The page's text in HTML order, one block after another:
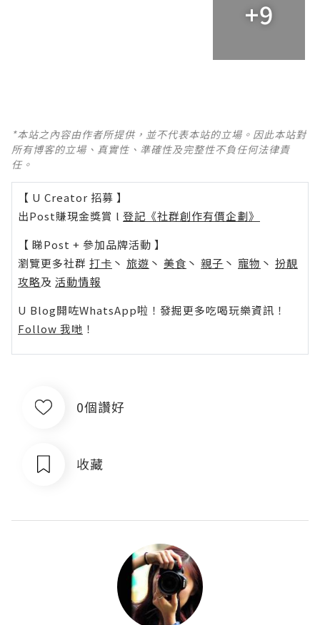
+9
*本站之內容由作者所提供，並不代表本站的立場。因此本站對
所有博客的立場、真實性、準確性及完整性不負任何法律責
任。
【 U Creator 招募 】
出Post賺現金獎賞 l 登記《社群創作有價企劃》
【 睇Post + 參加品牌活動 】
瀏覽更多社群 打卡 丶 旅遊 丶 美食 丶 親子 丶 寵物 丶 扮靚
攻略及 活動情報
U Blog開咗WhatsApp啦！發掘更多吃喝玩樂資訊！
Follow 我哋 ！
0個讚好
收藏